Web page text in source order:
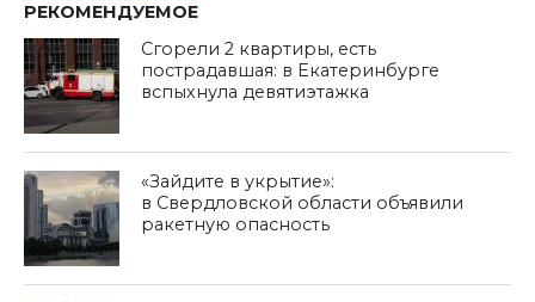
РЕКОМЕНДУЕМОЕ
Сгорели 2 квартиры, есть
пострадавшая: в Екатеринбурге
вспыхнула девятиэтажка
«Зайдите в укрытие»:
в Свердловской области объявили
ракетную опасность